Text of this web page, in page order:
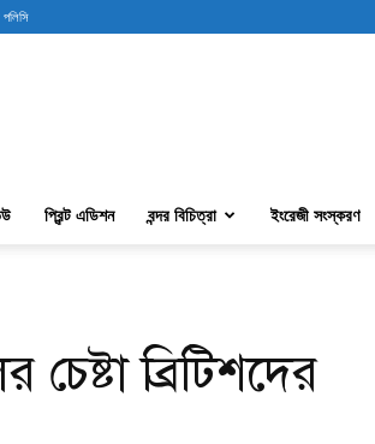
প্রিন্ট এডিশন বন্দর বিচিত্রা ইংরেজী সংস্করণ
ব্রিটিশদের